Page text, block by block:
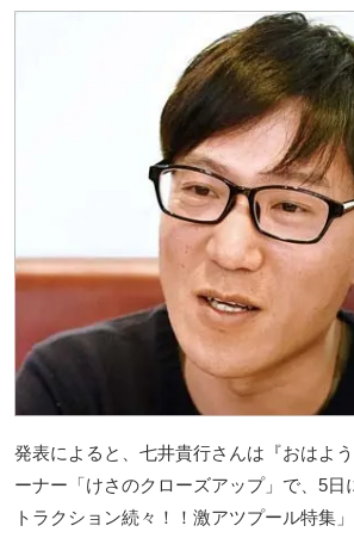
発表によると、七井貴行さんは『おはよ
ーナー「けさのクローズアップ」で、5日
トラクション続々！！激アツプール特集